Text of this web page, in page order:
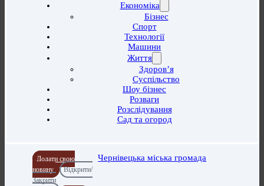
Економіка
Бізнес
Спорт
Технології
Машини
Життя
Здоров’я
Суспільство
Шоу бізнес
Розваги
Розслідування
Сад та огород
Додати свою
новину
Відкрити/
Закрити
Чернівецька міська громада